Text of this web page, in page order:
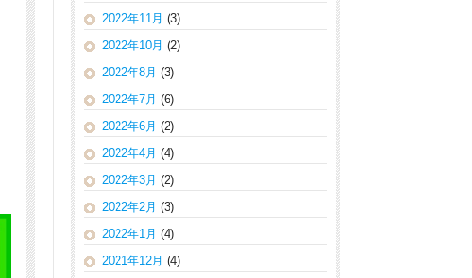
2022年11月 (3)
2022年10月 (2)
2022年8月 (3)
2022年7月 (6)
2022年6月 (2)
2022年4月 (4)
2022年3月 (2)
2022年2月 (3)
2022年1月 (4)
2021年12月 (4)